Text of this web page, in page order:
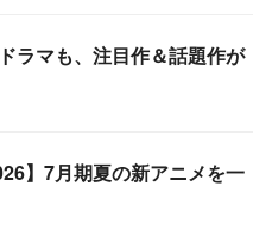
ラマも、注目作＆話題作が
】7月期夏の新アニメを一